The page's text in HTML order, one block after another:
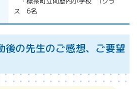
ス 6名
後の先生のご感想、ご要望